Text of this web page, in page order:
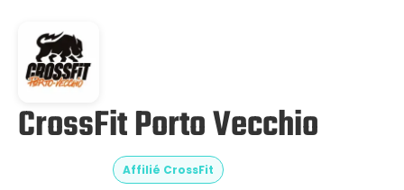
Codes
Promo
CrossFit Porto Vecchio
Affilié CrossFit